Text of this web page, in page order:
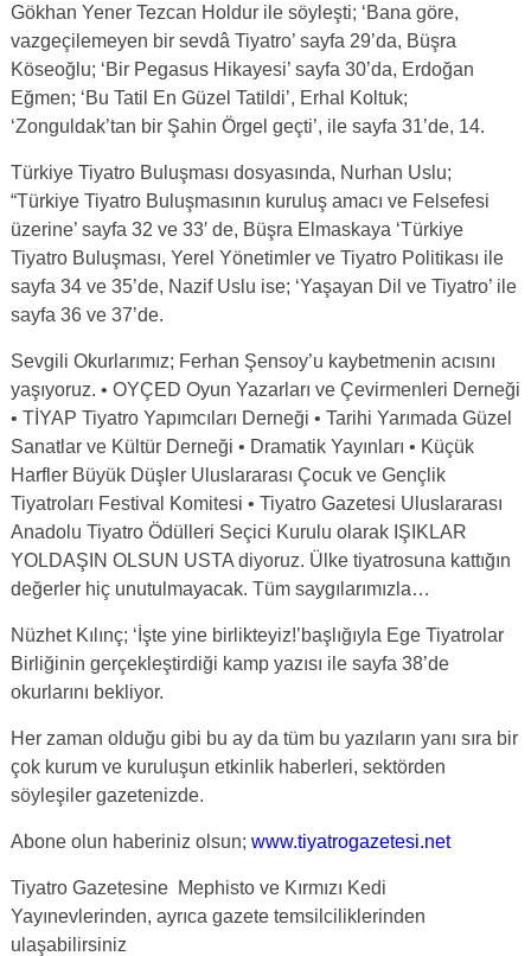
Gökhan Yener Tezcan Holdur ile söyleşti; ‘Bana göre,
vazgeçilemeyen bir sevdâ Tiyatro’ sayfa 29’da, Büşra
Köseoğlu; ‘Bir Pegasus Hikayesi’ sayfa 30’da, Erdoğan
Eğmen; ‘Bu Tatil En Güzel Tatildi’, Erhal Koltuk;
‘Zonguldak’tan bir Şahin Örgel geçti’, ile sayfa 31’de, 14.
Türkiye Tiyatro Buluşması dosyasında, Nurhan Uslu;
“Türkiye Tiyatro Buluşmasının kuruluş amacı ve Felsefesi
üzerine’ sayfa 32 ve 33′ de, Büşra Elmaskaya ‘Türkiye
Tiyatro Buluşması, Yerel Yönetimler ve Tiyatro Politikası ile
sayfa 34 ve 35’de, Nazif Uslu ise; ‘Yaşayan Dil ve Tiyatro’ ile
sayfa 36 ve 37’de.
Sevgili Okurlarımız; Ferhan Şensoy’u kaybetmenin acısını
yaşıyoruz. • OYÇED Oyun Yazarları ve Çevirmenleri Derneği
• TİYAP Tiyatro Yapımcıları Derneği • Tarihi Yarımada Güzel
Sanatlar ve Kültür Derneği • Dramatik Yayınları • Küçük
Harfler Büyük Düşler Uluslararası Çocuk ve Gençlik
Tiyatroları Festival Komitesi • Tiyatro Gazetesi Uluslararası
Anadolu Tiyatro Ödülleri Seçici Kurulu olarak IŞIKLAR
YOLDAŞIN OLSUN USTA diyoruz. Ülke tiyatrosuna kattığın
değerler hiç unutulmayacak. Tüm saygılarımızla…
Nüzhet Kılınç; ‘İşte yine birlikteyiz!’başlığıyla Ege Tiyatrolar
Birliğinin gerçekleştirdiği kamp yazısı ile sayfa 38’de
okurlarını bekliyor.
Her zaman olduğu gibi bu ay da tüm bu yazıların yanı sıra bir
çok kurum ve kuruluşun etkinlik haberleri, sektörden
söyleşiler gazetenizde.
Abone olun haberiniz olsun; www.tiyatrogazetesi.net
Tiyatro Gazetesine Mephisto ve Kırmızı Kedi
Yayınevlerinden, ayrıca gazete temsilciliklerinden
ulaşabilirsiniz